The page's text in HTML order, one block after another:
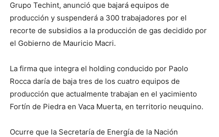
Grupo Techint, anunció que bajará equipos de
producción y suspenderá a 300 trabajadores por el
recorte de subsidios a la producción de gas decidido por
el Gobierno de Mauricio Macri.
La firma que integra el holding conducido por Paolo
Rocca daría de baja tres de los cuatro equipos de
producción que actualmente trabajan en el yacimiento
Fortín de Piedra en Vaca Muerta, en territorio neuquino.
Ocurre que la Secretaría de Energía de la Nación